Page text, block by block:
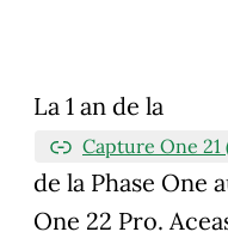
La 1 an de la
Capture One
de la Phase One
One 22 Pro.